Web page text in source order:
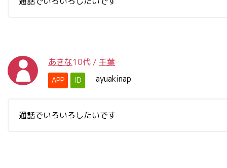
あきな10代 / 千葉
APP ID ayuakinap
通話でいろいろしたいです